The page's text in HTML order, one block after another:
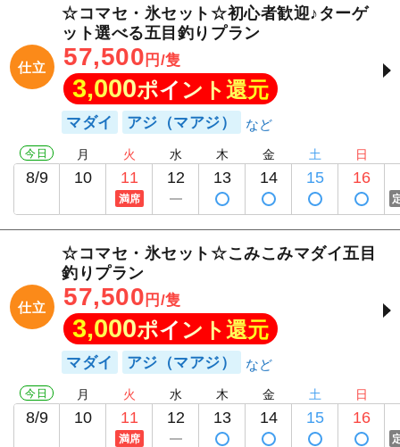
仕立
☆コマセ・氷セット☆初心者歓迎♪ターゲ
ット選べる五目釣りプラン
57,500 円/隻
3,000ポイント還元
マダイ アジ（マアジ）
今日
8/9
月
10
火
11
満席
水
12
木
13
金
14
土
15
日
16
仕立
☆コマセ・氷セット☆こみこみマダイ五目
釣りプラン
57,500 円/隻
3,000ポイント還元
マダイ アジ（マアジ）
今日
8/9
月
10
火
11
満席
水
12
木
13
金
14
土
15
日
16